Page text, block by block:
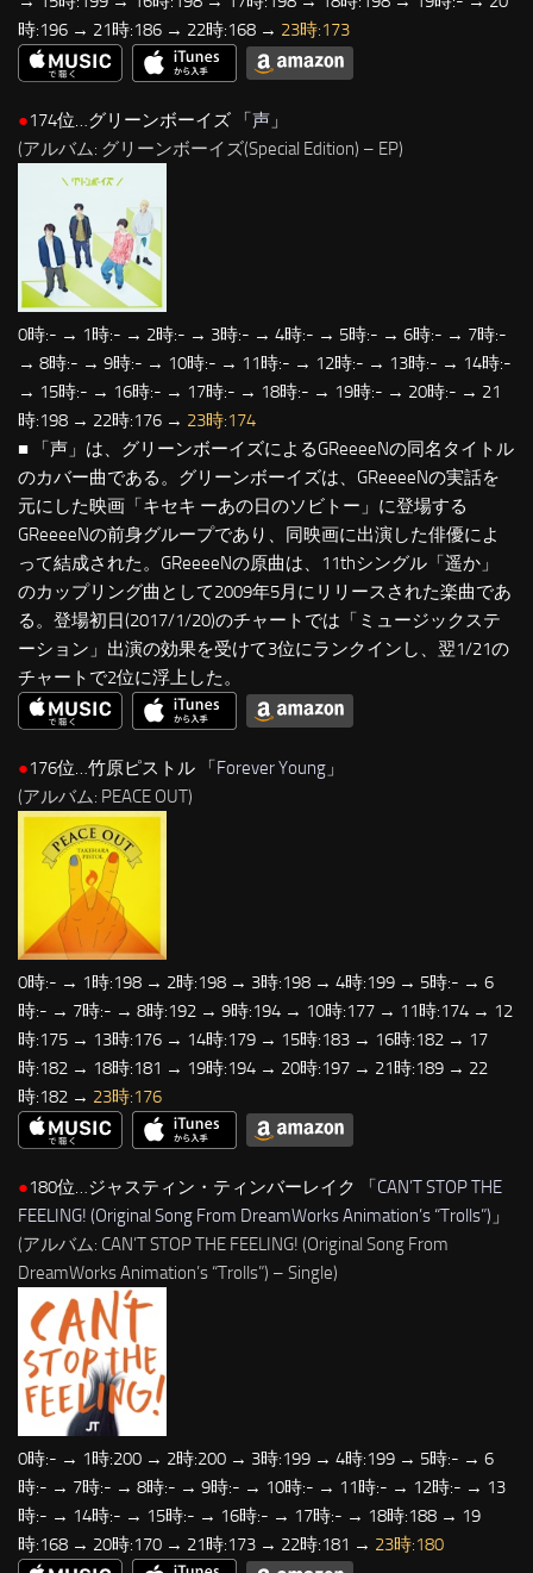
時:196 → 21時:186 → 22時:168 → 23時:173
●174位…グリーンボーイズ 「 声 」
(アルバム: グリーンボーイズ(Special Edition) – EP)
0時:- → 1時:- → 2時:- → 3時:- → 4時:- → 5時:- → 6時:- → 7時:-
→ 8時:- → 9時:- → 10時:- → 11時:- → 12時:- → 13時:- → 14時:-
→ 15時:- → 16時:- → 17時:- → 18時:- → 19時:- → 20時:- → 21
時:198 → 22時:176 → 23時:174
■ 「声」は、グリーンボーイズによるGReeeeNの同名タイトル
のカバー曲である。グリーンボーイズは、GReeeeNの実話を
元にした映画「キセキ ーあの日のソビトー」に登場する
GReeeeNの前身グループであり、同映画に出演した俳優によ
って結成された。GReeeeNの原曲は、11thシングル「遥か」
のカップリング曲として2009年5月にリリースされた楽曲であ
る。登場初日(2017/1/20)のチャートでは「ミュージックステ
ーション」出演の効果を受けて3位にランクインし、翌1/21の
チャートで2位に浮上した。
●176位…竹原ピストル 「Forever Young 」
(アルバム: PEACE OUT)
0時:- → 1時:198 → 2時:198 → 3時:198 → 4時:199 → 5時:- → 6
時:- → 7時:- → 8時:192 → 9時:194 → 10時:177 → 11時:174 → 12
時:175 → 13時:176 → 14時:179 → 15時:183 → 16時:182 → 17
時:182 → 18時:181 → 19時:194 → 20時:197 → 21時:189 → 22
時:182 → 23時:176
●180位…ジャスティン・ティンバーレイク 「CAN’T STOP THE
FEELING! (Original Song From DreamWorks Animation’s “Trolls”) 」
(アルバム: CAN’T STOP THE FEELING! (Original Song From
DreamWorks Animation’s “Trolls”) – Single)
0時:- → 1時:200 → 2時:200 → 3時:199 → 4時:199 → 5時:- → 6
時:- → 7時:- → 8時:- → 9時:- → 10時:- → 11時:- → 12時:- → 13
時:- → 14時:- → 15時:- → 16時:- → 17時:- → 18時:188 → 19
時:168 → 20時:170 → 21時:173 → 22時:181 → 23時:180